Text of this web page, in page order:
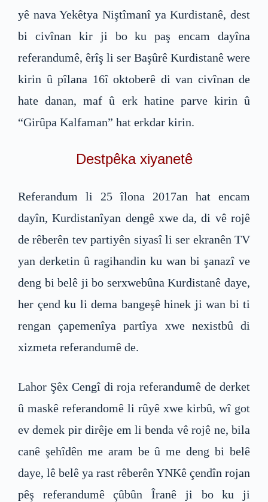
yê nava Yekêtya Niştîmanî ya Kurdistanê, dest
bi civînan kir ji bo ku paş encam dayîna
referandumê, êrîş li ser Başûrê Kurdistanê were
kirin û pîlana 16î oktoberê di van civînan de
hate danan, maf û erk hatine parve kirin û
“Girûpa Kalfaman” hat erkdar kirin.
Destpêka xiyanetê
Referandum li 25 îlona 2017an hat encam
dayîn, Kurdistanîyan dengê xwe da, di vê rojê
de rêberên tev partiyên siyasî li ser ekranên TV
yan derketin û ragihandin ku wan bi şanazî ve
deng bi belê ji bo serxwebûna Kurdistanê daye,
her çend ku li dema bangeşê hinek ji wan bi ti
rengan çapemenîya partîya xwe nexistbû di
xizmeta referandumê de.
Lahor Şêx Cengî di roja referandumê de derket
û maskê referandomê li rûyê xwe kirbû, wî got
ev demek pir dirêje em li benda vê rojê ne, bila
canê şehîdên me aram be û me deng bi belê
daye, lê belê ya rast rêberên YNKê çendîn rojan
pêş referandumê çûbûn Îranê ji bo ku ji